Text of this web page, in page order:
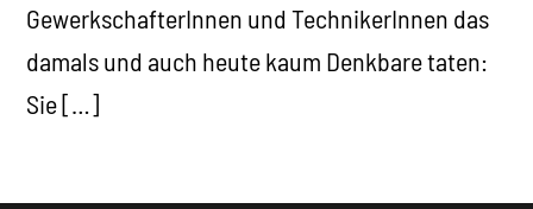
GewerkschafterInnen und TechnikerInnen das
damals und auch heute kaum Denkbare taten:
Sie […]